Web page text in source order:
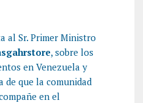
al Sr. Primer Ministro
, sobre los
en Venezuela y
de que la comunidad
en el